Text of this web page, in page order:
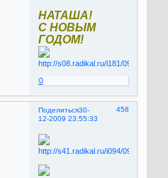
НАТАША!
С НОВЫМ
ГОДОМ!
0
Поделиться 458
30-
12-2009 23:55:33